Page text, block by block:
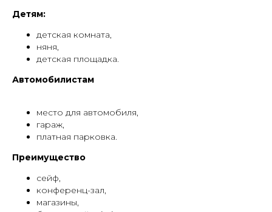
Детям:
детская комната,
няня,
детская площадка.
Автомобилистам
место для автомобиля,
гараж,
платная парковка.
Преимущество
сейф,
конференц-зал,
магазины,